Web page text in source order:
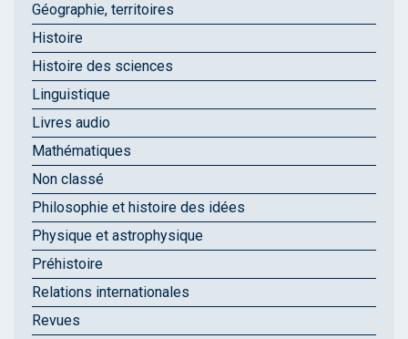
Géographie, territoires
Histoire
Histoire des sciences
Linguistique
Livres audio
Mathématiques
Non classé
Philosophie et histoire des idées
Physique et astrophysique
Préhistoire
Relations internationales
Revues